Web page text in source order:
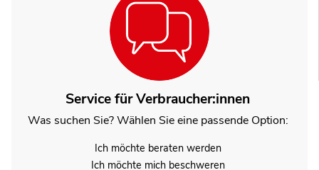
Service für Verbraucher:innen
Was suchen Sie? Wählen Sie eine passende Option:
Ich möchte beraten werden
Ich möchte mich beschweren